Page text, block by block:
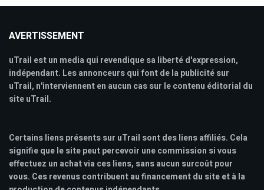
AVERTISSEMENT
uTrail est un media qui revendique sa liberté d'expression,
indépendant. Les annonceurs qui font de la publicité sur
uTrail, n'interviennent en aucun cas sur le contenu éditorial du
site uTrail.
Certains liens présents sur uTrail sont des liens affiliés. Cela
signifie que le site peut percevoir une commission si vous
effectuez un achat via ces liens, sans aucun surcoût pour
vous. Ces revenus contribuent au financement du site et à la